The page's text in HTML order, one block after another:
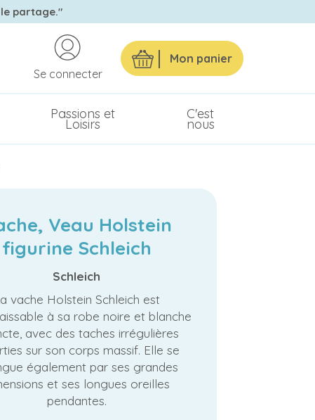
partage."
Mon panier
Se connecter
Passions et
Loisirs
C'est
nous
Veau Holstein
figurine Schleich
Schleich
vache Holstein Schleich est
à sa robe noire et blanche
avec des taches irrégulières
sur son corps massif. Elle se
également par ses grandes
et ses longues oreilles
pendantes.